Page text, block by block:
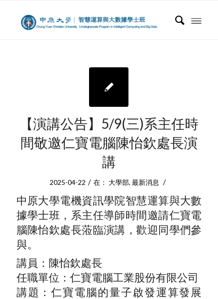
【演講公告】5/9(三)系主任時
間敬邀仁寶電腦陳怡欽處長演
講
2025-04-22 / 在： 大學部, 最新消息 /
中原大學電機資訊學院智慧運算與大數
據學士班，系主任導師時間邀請仁寶電
腦陳怡欽處長蒞臨演講，歡迎同學們參
與。
講員：陳怡欽處長
任職單位：仁寶電腦工業股份有限公司
講題：仁寶電腦的量子啟發運算發展